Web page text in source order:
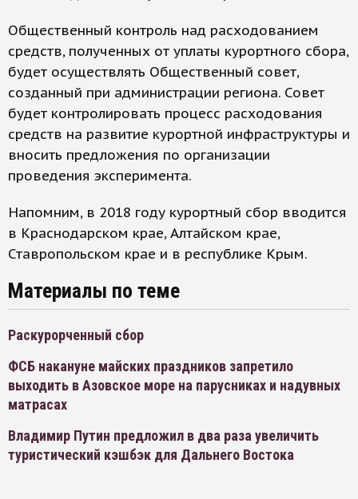
Общественный контроль над расходованием
средств, полученных от уплаты курортного сбора,
будет осуществлять Общественный совет,
созданный при администрации региона. Совет
будет контролировать процесс расходования
средств на развитие курортной инфраструктуры и
вносить предложения по организации
проведения эксперимента.
Напомним, в 2018 году курортный сбор вводится
в Краснодарском крае, Алтайском крае,
Ставропольском крае и в республике Крым.
Материалы по теме
Раскурорченный сбор
ФСБ накануне майских праздников запретило
выходить в Азовское море на парусниках и надувных
матрасах
Владимир Путин предложил в два раза увеличить
туристический кэшбэк для Дальнего Востока